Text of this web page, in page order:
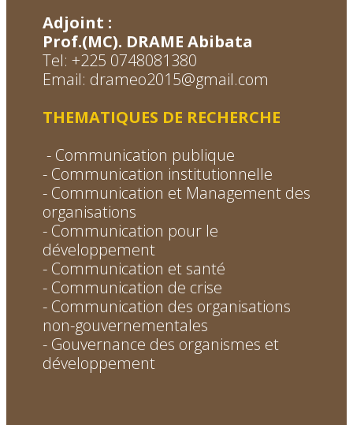
Adjoint :
Prof.(MC). DRAME Abibata
Tel: +225 0748081380
Email: drameo2015@gmail.com
THEMATIQUES DE RECHERCHE
- Communication publique
- Communication institutionnelle
- Communication et Management des
organisations
- Communication pour le
développement
- Communication et santé
- Communication de crise
- Communication des organisations
non-gouvernementales
- Gouvernance des organismes et
développement